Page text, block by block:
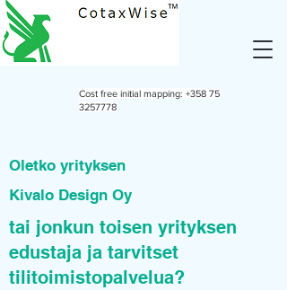
Cost free initial mapping: +358 75
3257778
Oletko yrityksen
Kivalo Design Oy
tai jonkun toisen yrityksen
edustaja ja tarvitset
tilitoimistopalvelua?